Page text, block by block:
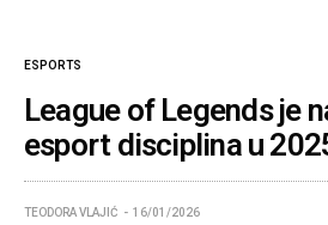
ESPORTS
League of Legends je
esport disciplina u
TEODORA VLAJIĆ 16/01/2026